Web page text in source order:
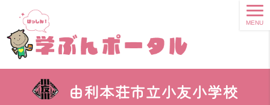
由利本荘市立小友小学校
MENU